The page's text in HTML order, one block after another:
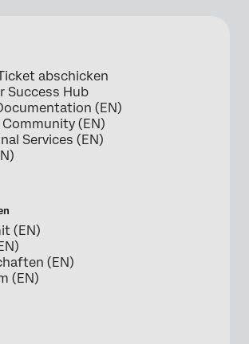
abschicken
Success Hub
(EN)
(EN)
Services (EN)
(EN)
(EN)
(EN)